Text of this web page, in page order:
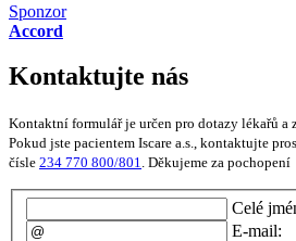
Sponzor
Accord
Kontaktujte nás
Kontaktní formulář je určen pro dotazy lékařů a
Pokud jste pacientem Iscare a.s., kontaktujte
čísle 234 770 800/801. Děkujeme za pochopení
Celé
E-mail: